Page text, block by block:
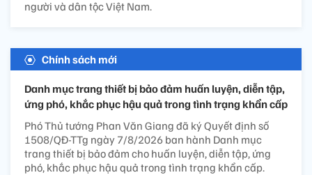
người và dân tộc Việt Nam.
Chính sách mới
Danh mục trang thiết bị bảo đảm huấn luyện, diễn tập,
ứng phó, khắc phục hậu quả trong tình trạng khẩn cấp
Phó Thủ tướng Phan Văn Giang đã ký Quyết định số
1508/QĐ-TTg ngày 7/8/2026 ban hành Danh mục
trang thiết bị bảo đảm cho huấn luyện, diễn tập, ứng
phó, khắc phục hậu quả trong tình trạng khẩn cấp.